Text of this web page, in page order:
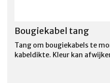
Bougiekabel tang
Tang om bougiekabels te
kabeldikte. Kleur kan